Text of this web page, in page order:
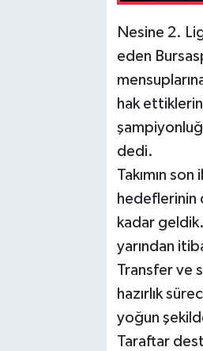
Nesine 2.
eden
hak
dedi.
Takımın
hedeflerinin
kadar
yarından
Transfer ve
hazırlık
yoğun
Taraftar